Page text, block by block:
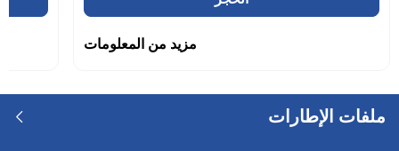
مزيد من المعلومات
ملفات الإطارات